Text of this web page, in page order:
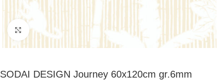
Kliknij, aby powiększyć
SODAI DESIGN Journey 60x120cm gr.6mm